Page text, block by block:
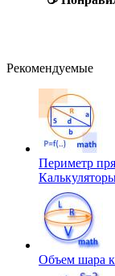
Рекомендуемые
Периметр
Объем шара